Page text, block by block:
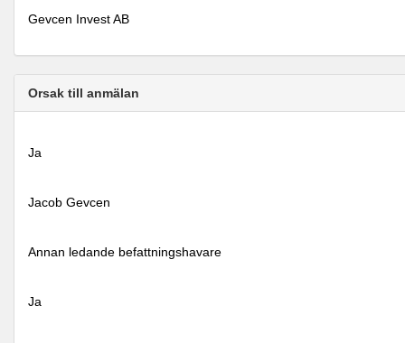
Gevcen Invest AB
Orsak till anmälan
Ja
Jacob Gevcen
Annan ledande befattningshavare
Ja